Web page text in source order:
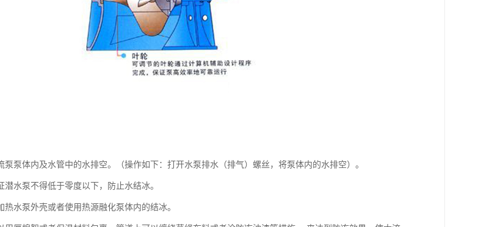
泵泵体内及水管中的水排空。（操作如下：打开水泵排水（排气）螺丝，将泵体内的水排空）。
水泵不得低于零度以下，防止水结冰。
水泵外壳或者使用热源融化泵体内的结冰。